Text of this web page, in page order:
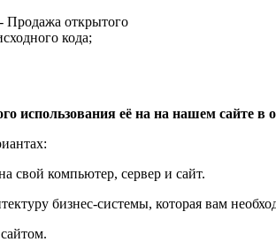
- Продажа открытого
кода;
использования её на на нашем сайте в
свой компьютер, сервер и сайт.
бизнес-системы, которая вам